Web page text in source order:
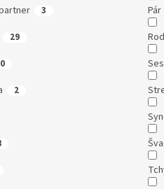
3 Pár
29
2